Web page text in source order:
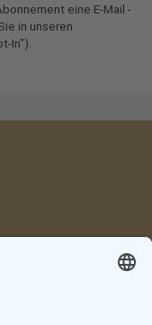
eine E-Mail -
in unseren
In").